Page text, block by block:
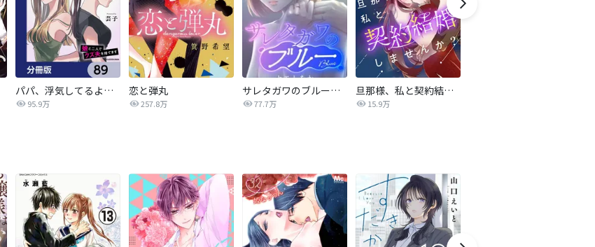
パパ、浮気してるよ？娘と二人でクズ夫を捨てます【分冊版】
95.9万
恋と弾丸
257.8万
サレタガワのブルー【タテヨミ】
77.7万
旦那様、私と契約結婚しませんか？【タテヨミ】
15.9万